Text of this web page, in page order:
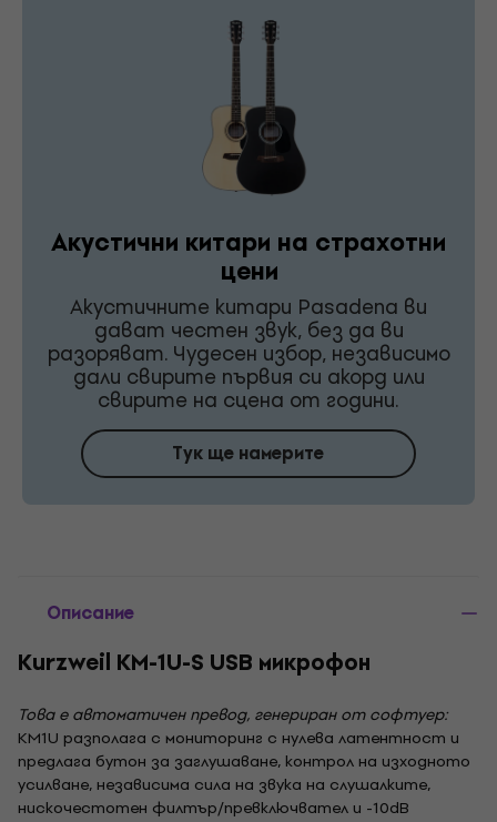
Акустични китари на страхотни
цени
Акустичните китари Pasadena ви
дават честен звук, без да ви
разоряват. Чудесен избор, независимо
дали свирите първия си акорд или
свирите на сцена от години.
Тук ще намерите
Описание
Kurzweil KM-1U-S USB микрофон
Това е автоматичен превод, генериран от софтуер:
KM1U разполага с мониторинг с нулева латентност и
предлага бутон за заглушаване, контрол на изходното
усилване, независима сила на звука на слушалките,
нискочестотен филтър/превключвател и -10dB